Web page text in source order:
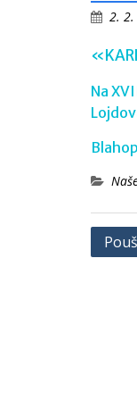
2. 2.
Na